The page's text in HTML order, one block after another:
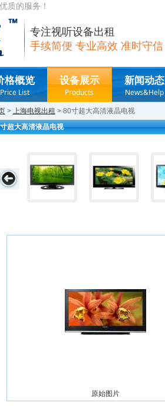
质的服务！
专注视听设备出租
手续简便 专业高效 准时守信
格概览
Price List
设备展示
Products
新闻动态
News&Help
> 上海电视出租 > 80寸超大高清液晶电视
超大高清液晶电视
原始图片